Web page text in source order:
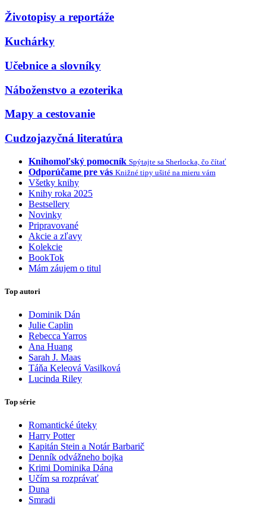
Životopisy a reportáže
Kuchárky
Učebnice a slovníky
Náboženstvo a ezoterika
Mapy a cestovanie
Cudzojazyčná literatúra
Knihomoľský pomocník Spýtajte sa Sherlocka, čo čítať
Odporúčame pre vás Knižné tipy ušité na mieru vám
Všetky knihy
Knihy roka 2025
Bestsellery
Novinky
Pripravované
Akcie a zľavy
Kolekcie
BookTok
Mám záujem o titul
Top autori
Dominik Dán
Julie Caplin
Rebecca Yarros
Ana Huang
Sarah J. Maas
Táňa Keleová Vasilková
Lucinda Riley
Top série
Romantické úteky
Harry Potter
Kapitán Stein a Notár Barbarič
Denník odvážneho bojka
Krimi Dominika Dána
Učím sa rozprávať
Duna
Smradi